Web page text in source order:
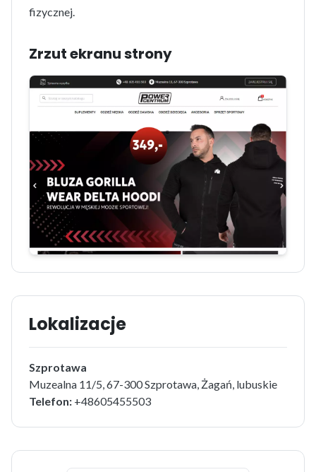
fizycznej.
Zrzut ekranu strony
Lokalizacje
Szprotawa
Muzealna 11/5, 67-300 Szprotawa, Żagań, lubuskie
Telefon: +48605455503